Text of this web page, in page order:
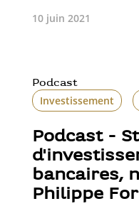
10 juin 2021
Podcast
Investissement
Podcast -
bancaires,
Philippe